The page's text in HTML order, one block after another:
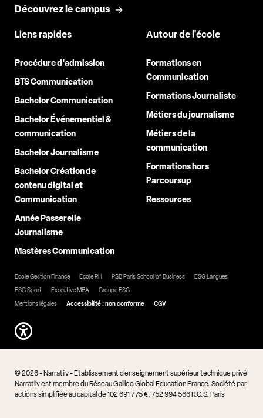
Découvrez le campus
Liens rapides
Procédure d'admission
BTS Communication
Bachelor Communication
Bachelor Événementiel &
communication
Bachelor Journalisme
Bachelor Création de
contenu digital et
Communication
Année Passerelle
Journalisme
Mastères Communication
Autour de l'école
Formations en
Communication
Formations Journaliste
Métiers du journalisme
Métiers de la
communication
Formations hors
Parcoursup
Ressources
Ecole Gestion Finance Ecole RH PSB Paris School of Business
ESG Langues
ESG Sport
Executive MBA
Groupe ESG
Mentions légales
Accessibilité : non conforme CGV
© 2026 - Narratiiv - Etablissement d'enseignement supérieur technique privé
Narratiiv est membre du Réseau Galileo Global Education France. Société par
actions simplifiée au capital de 102 691 775 €. 752 994 566 R.C.S. Paris